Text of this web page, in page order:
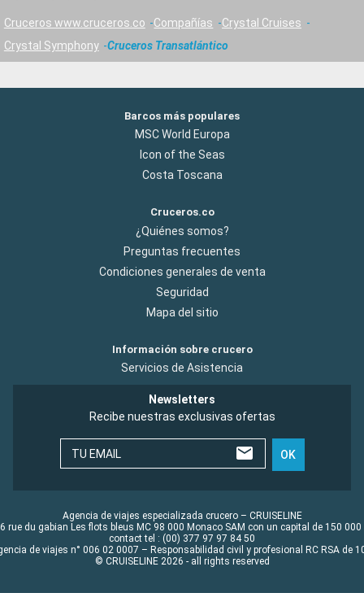
Cruceros www.cruceros.co Compañías
Crystal Cruises
Crystal Symphony
Cruceros Transatlántico
Barcos más populares
MSC World Europa
Icon of the Seas
Costa Toscana
Cruceros.co
¿Quiénes somos?
Preguntas frecuentes
Condiciones generales de venta
Seguridad
Mapa del sitio
Información sobre crucero
Servicios de Asistencia
Newsletters
Recibe nuestras exclusivas ofertas
TU EMAIL OK
Agencia de viajes especializada crucero – CRUISELINE
rue du gabian Les flots bleus MC 98 000 Monaco SAM con un capital de 150 000
contact tel : (00) 377 97 97 84 50
de viajes n° 006 02 0007 – Responsabilidad civil y profesional RC RSA de
© CRUISELINE 2026 - all rights reserved